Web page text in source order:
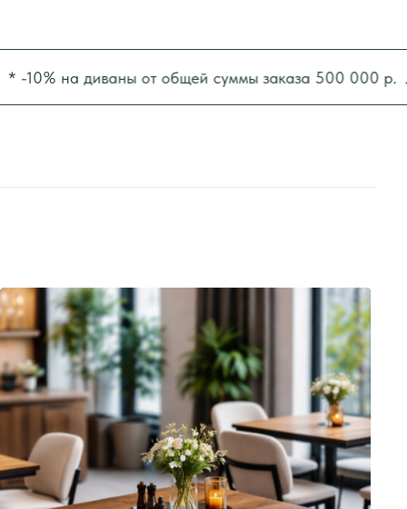
на диваны от общей суммы заказа 500 000 р. * -